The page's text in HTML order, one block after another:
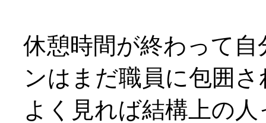
休憩時間が終わって
ンはまだ職員に包囲
よく見れば結構上の